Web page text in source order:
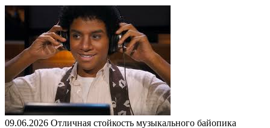
09.06.2026 Отличная стойкость музыкального байопика